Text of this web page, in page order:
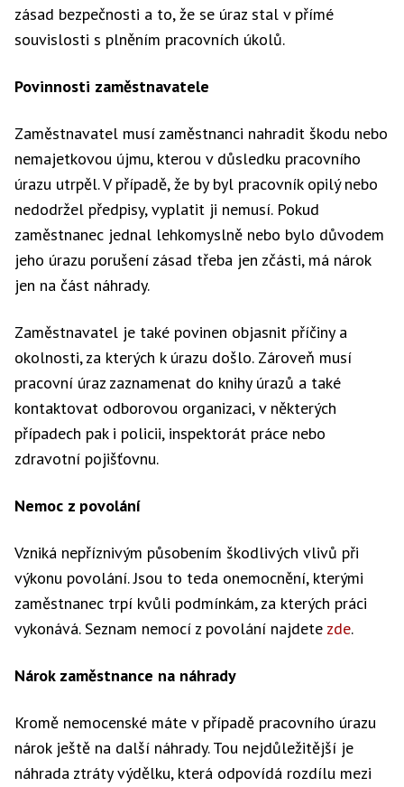
zásad bezpečnosti a to, že se úraz stal v přímé
souvislosti s plněním pracovních úkolů.
Povinnosti zaměstnavatele
Zaměstnavatel musí zaměstnanci nahradit škodu nebo
nemajetkovou újmu, kterou v důsledku pracovního
úrazu utrpěl. V případě, že by byl pracovník opilý nebo
nedodržel předpisy, vyplatit ji nemusí. Pokud
zaměstnanec jednal lehkomyslně nebo bylo důvodem
jeho úrazu porušení zásad třeba jen zčásti, má nárok
jen na část náhrady.
Zaměstnavatel je také povinen objasnit příčiny a
okolnosti, za kterých k úrazu došlo. Zároveň musí
pracovní úraz zaznamenat do knihy úrazů a také
kontaktovat odborovou organizaci, v některých
případech pak i policii, inspektorát práce nebo
zdravotní pojišťovnu.
Nemoc z povolání
Vzniká nepříznivým působením škodlivých vlivů při
výkonu povolání. Jsou to teda onemocnění, kterými
zaměstnanec trpí kvůli podmínkám, za kterých práci
vykonává. Seznam nemocí z povolání najdete zde.
Nárok zaměstnance na náhrady
Kromě nemocenské máte v případě pracovního úrazu
nárok ještě na další náhrady. Tou nejdůležitější je
náhrada ztráty výdělku, která odpovídá rozdílu mezi